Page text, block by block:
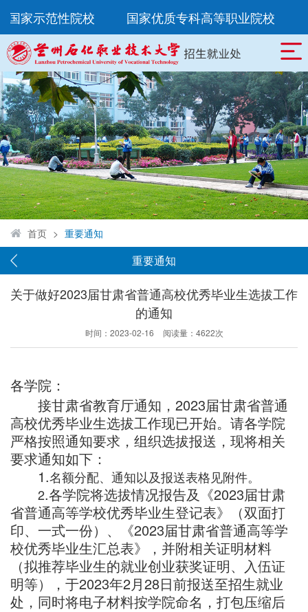
国家示范性院校 国家优质专科高等职业院校
首页 > 重要通知
重要通知
关于做好2023届甘肃省普通高校优秀毕业生选拔工作
的通知
时间： 2023-02-16 阅读量： 4622次
各学院：
接甘肃省教育厅通知， 2023届甘肃省普通
高校优秀毕业生选拔工作现已开始。请各学院
严格按照通知要求，组织选拔报送，现将相关
要求通知如下：
1.名额分配、通知以及报送表格见附件。
2.各学院将选拔情况报告及《2023届甘肃
省普通高等学校优秀毕业生登记表》（双面打
印、一式一份）、《2023届甘肃省普通高等学
校优秀毕业生汇总表》，并附相关证明材料
（拟推荐毕业生的就业创业获奖证明、入伍证
明等），于2023年2月 28日前报送至招生就业
处，同时将电子材料按学院命名， 打包压缩后